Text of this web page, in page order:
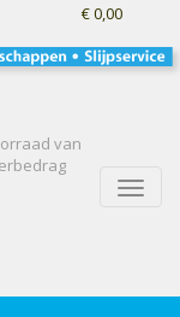
van
€ 0,00
Toggle